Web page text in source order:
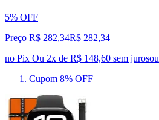
5% OFF
Preço R$ 282,34R$ 282,34
no Pix Ou 2x de R$ 148,60 sem jurosou
Cupom 8% OFF